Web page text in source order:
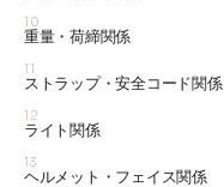
10
重量・荷締関係
11
ストラップ・安全コード関係
12
ライト関係
13
ヘルメット・フェイス関係